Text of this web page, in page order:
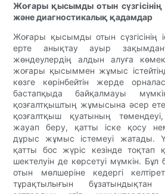
Жоғары қысымды отын сүзгісінің
және диагностикалық қадамдар
Жоғары қысымды отын сүзгісінің
ерте анықтау ауыр
жөндеулердің алдын алуға
жоғары қысыммен жұмыс
көзге көрінбейтін жерде
бастапқыда байқалмауы
қозғалтқыштың жұмысына әсер
қозғалтқыш қуатының
жауап беру, қатты іске қосу
дұрыс жұмыс істемеуі жатады.
қатты бос жүріс кезінде тоқтап
шектелуін де көрсетуі мүмкін. Бұл
отын мөлшеріне кедергі
тұрақтылығын